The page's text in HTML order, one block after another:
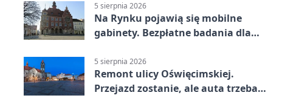
5 sierpnia 2026
Na Rynku pojawią się mobilne
gabinety. Bezpłatne badania dla
5 sierpnia 2026
Remont ulicy Oświęcimskiej.
Przejazd zostanie, ale auta trzeba